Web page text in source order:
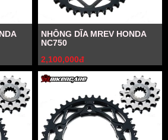
NHÔNG DĨA MREV HONDA
NC750
2,100,000đ